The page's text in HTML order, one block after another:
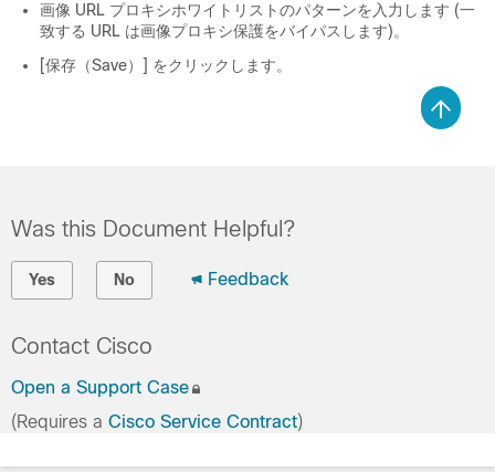
画像 URL プロキシホワイトリストのパターンを入力します (一
致する URL は画像プロキシ保護をバイパスします)。
[保存（Save）] をクリックします。
Was this Document Helpful?
Yes No Feedback
Contact Cisco
Open a Support Case
(Requires a Cisco Service Contract)